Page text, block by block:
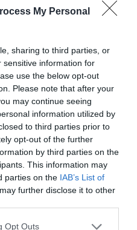
My Personal
sharing to third parties, or
sensitive information for
use the below opt-out
Please note that after your
may continue seeing
information utilized by
to third parties prior to
opt-out of the further
by third parties on the
This information may
parties on the IAB’s List of
further disclose it to other
Opt Outs
στο Google News
για την Τέχνη και τον